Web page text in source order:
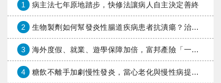
1 病主法七年原地踏步，快修法讓病人自主決定善終
2 生物製劑如何幫發炎性腸道疾病患者抗潰瘍？治療進展與健保給付困境一次看
3 海外度假、就業、遊學保障加倍，富邦產險「一期逐夢」專案加碼遠距醫療與緊急救援
4 糖飲不離手加劇慢性發炎，當心老化與慢性病提早報到